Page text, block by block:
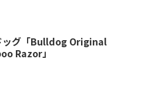
ッグ「Bulldog Original
Razor」